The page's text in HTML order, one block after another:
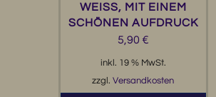
WEISS, MIT EINEM S
CHÖNEN AUFDRUCK
5,90 €
inkl. 19 % MwSt.
zzgl.Versandkosten